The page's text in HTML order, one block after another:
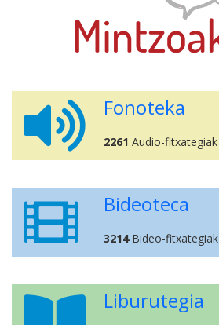
Fonoteka
2261 Audio-fitxategiak
Bideoteca
3214Bideo-fitxategiak
Liburutegia